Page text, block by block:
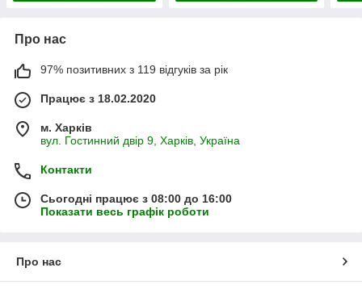
Про нас
97% позитивних з 119 відгуків за рік
Працює з 18.02.2020
м. Харків
вул. Гостинний двір 9, Харків, Україна
Контакти
Сьогодні працює з 08:00 до 16:00
Показати весь графік роботи
Про нас